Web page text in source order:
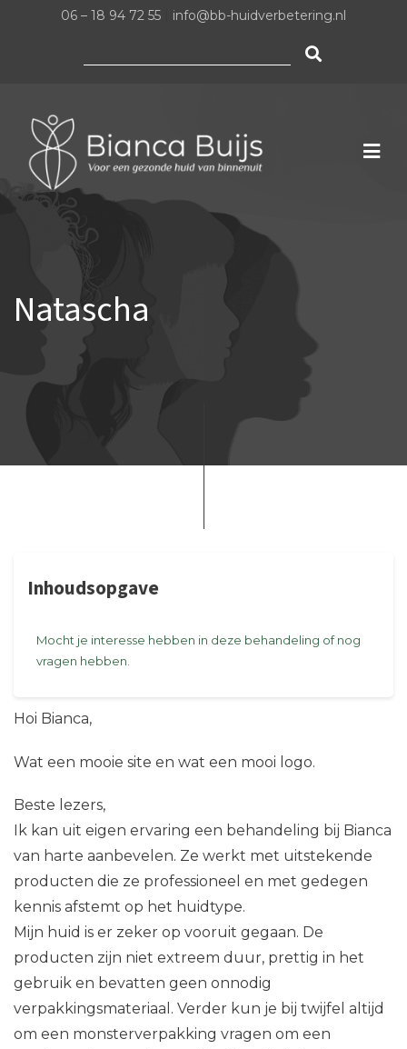
06 – 18 94 72 55 info@bb-huidverbetering.nl
Natascha
Hoi Bianca,
Wat een mooie site en wat een mooi logo.
Beste lezers,
Ik kan uit eigen ervaring een behandeling bij Bianca
van harte aanbevelen. Ze werkt met uitstekende
producten die ze professioneel en met gedegen
kennis afstemt op het huidtype.
Mijn huid is er zeker op vooruit gegaan. De
producten zijn niet extreem duur, prettig in het
gebruik en bevatten geen onnodig
verpakkingsmateriaal. Verder kun je bij twijfel altijd
om een monsterverpakking vragen om een
Inhoudsopgave
Mocht je interesse hebben in deze behandeling of nog
vragen hebben.